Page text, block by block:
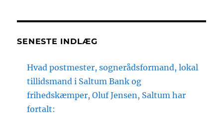
SENESTE INDLÆG
Hvad postmester, sognerådsformand, lokal
tillidsmand i Saltum Bank og
frihedskæmper, Oluf Jensen, Saltum har
fortalt: